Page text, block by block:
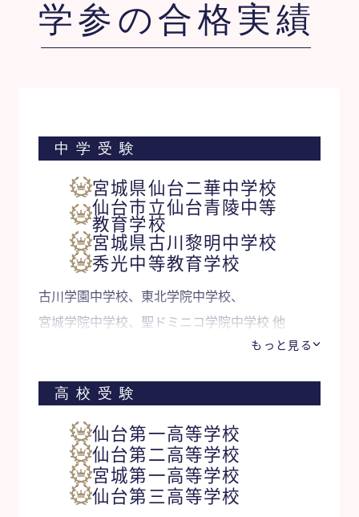
学参の合格実績
中学受験
宮城県仙台二華中学校
仙台市立仙台青陵中等
教育学校
宮城県古川黎明中学校
秀光中等教育学校
古川学園中学校、東北学院中学校、
宮城学院中学校、聖ドミニコ学院中学校 他
もっと見る
高校受験
仙台第一高等学校
仙台第二高等学校
宮城第一高等学校
仙台第三高等学校